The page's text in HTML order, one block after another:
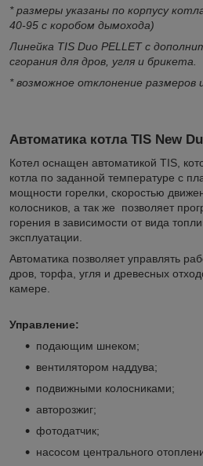
* размеры указаны по корпусу
40-95 с коробом дымохода)
Линейка TIS Duo PELLET с
сгорания для дров, угля и брикета.
* возможное отклонение размеров
Автоматика котла TIS New
Котел оснащен автоматикой TIS,
котла по заданной температуре с
мощности горелки, скоростью
колосников, а так же позволяет
горения в зависимости от вида
эксплуатации.
Автоматика позволяет управлять
дров, торфа, угля и древесных
камере.
Управление:
подающим шнеком;
вентилятором наддува;
подвижными колосниками;
авторозжиг;
фотодатчик;
насосом центрального